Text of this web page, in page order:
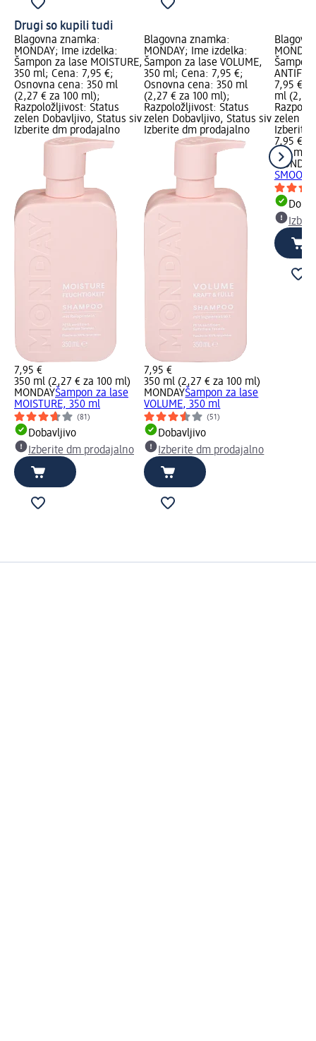
Drugi so kupili tudi
Blagovna znamka:
MONDAY; Ime izdelka:
Šampon za lase MOISTURE,
350 ml; Cena: 7,95 €;
Osnovna cena: 350 ml
(2,27 € za 100 ml);
Razpoložljivost: Status
zelen Dobavljivo, Status siv
Izberite dm prodajalno
7,95 €
350 ml (2,27 € za 100 ml)
MONDAYŠampon za lase
MOISTURE, 350 ml
(81)
Dobavljivo
Izberite dm prodajalno
Blagovna znamka:
MONDAY; Ime izdelka:
Šampon za lase VOLUME,
350 ml; Cena: 7,95 €;
Osnovna cena: 350 ml
(2,27 € za 100 ml);
Razpoložljivost: Status
zelen Dobavljivo, Status siv
Izberite dm prodajalno
7,95 €
350 ml (2,27 € za 100 ml)
MONDAYŠampon za lase
VOLUME, 350 ml
(51)
Dobavljivo
Izberite dm prodajalno
Šampon
7,95 €;
ml (2,27
zelen
Izberite
7,95 €
350 ml
MONDAY